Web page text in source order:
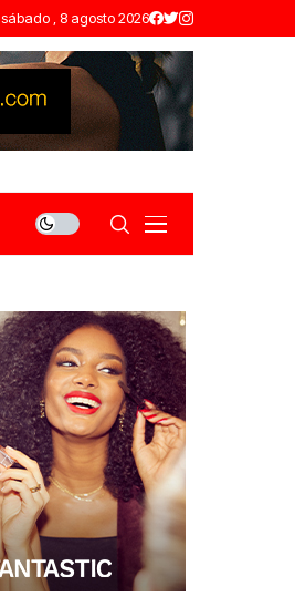
sábado , 8 agosto 2026